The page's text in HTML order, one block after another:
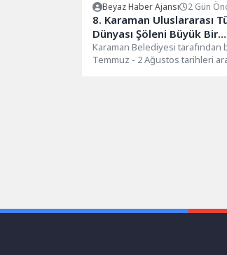
Beyaz Haber Ajansı 2 Gün
8. Karaman Uluslararası
Dünyası Şöleni Büyük Bir
Coşkuyla Kutlandı
Karaman Belediyesi tarafından
Temmuz - 2 Ağustos tarihleri